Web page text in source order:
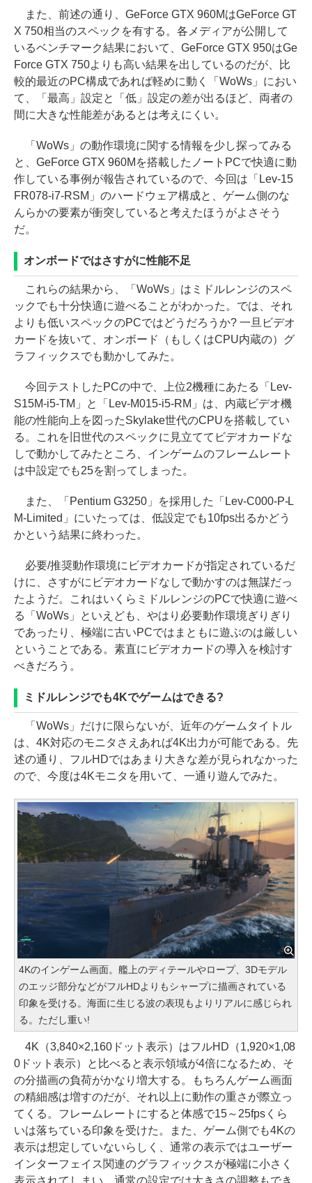
また、前述の通り、GeForce GTX 960MはGeForce GT
X 750相当のスペックを有する。各メディアが公開して
いるベンチマーク結果において、GeForce GTX 950はGe
Force GTX 750よりも高い結果を出しているのだが、比
較的最近のPC構成であれば軽めに動く「WoWs」におい
て、「最高」設定と「低」設定の差が出るほど、両者の
間に大きな性能差があるとは考えにくい。
「WoWs」の動作環境に関する情報を少し探ってみる
と、GeForce GTX 960Mを搭載したノートPCで快適に動
作している事例が報告されているので、今回は「Lev-15
FR078-i7-RSM」のハードウェア構成と、ゲーム側のな
んらかの要素が衝突していると考えたほうがよさそう
だ。
オンボードではさすがに性能不足
これらの結果から、「WoWs」はミドルレンジのスペ
ックでも十分快適に遊べることがわかった。では、それ
よりも低いスペックのPCではどうだろうか? 一旦ビデオ
カードを抜いて、オンボード（もしくはCPU内蔵の）グ
ラフィックスでも動かしてみた。
今回テストしたPCの中で、上位2機種にあたる「Lev-
S15M-i5-TM」と「Lev-M015-i5-RM」は、内蔵ビデオ機
能の性能向上を図ったSkylake世代のCPUを搭載してい
る。これを旧世代のスペックに見立ててビデオカードな
しで動かしてみたところ、インゲームのフレームレート
は中設定でも25を割ってしまった。
また、「Pentium G3250」を採用した「Lev-C000-P-L
M-Limited」にいたっては、低設定でも10fps出るかどう
かという結果に終わった。
必要/推奨動作環境にビデオカードが指定されているだ
けに、さすがにビデオカードなしで動かすのは無謀だっ
たようだ。これはいくらミドルレンジのPCで快適に遊べ
る「WoWs」といえども、やはり必要動作環境ぎりぎり
であったり、極端に古いPCではまともに遊ぶのは厳しい
ということである。素直にビデオカードの導入を検討す
べきだろう。
ミドルレンジでも4Kでゲームはできる?
「WoWs」だけに限らないが、近年のゲームタイトル
は、4K対応のモニタさえあれば4K出力が可能である。先
述の通り、フルHDではあまり大きな差が見られなかった
ので、今度は4Kモニタを用いて、一通り遊んでみた。
4Kのインゲーム画面。艦上のディテールやロープ、3Dモデル
のエッジ部分などがフルHDよりもシャープに描画されている
印象を受ける。海面に生じる波の表現もよりリアルに感じられ
る。ただし重い!
4K（3,840×2,160ドット表示）はフルHD（1,920×1,08
0ドット表示）と比べると表示領域が4倍になるため、そ
の分描画の負荷がかなり増大する。もちろんゲーム画面
の精細感は増すのだが、それ以上に動作の重さが際立っ
てくる。フレームレートにすると体感で15～25fpsくら
いは落ちている印象を受けた。また、ゲーム側でも4Kの
表示は想定していないらしく、通常の表示ではユーザー
インターフェイス関連のグラフィックスが極端に小さく
表示されてしまい、通常の設定では大きさの調整もでき